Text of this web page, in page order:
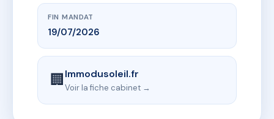
FIN MANDAT
19/07/2026
🏢Immodusoleil.fr
Voir la fiche cabinet →